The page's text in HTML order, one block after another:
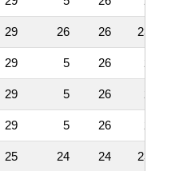
29 26 26 23
29 5 26
29 5 26
29 5 26
25 24 24 23